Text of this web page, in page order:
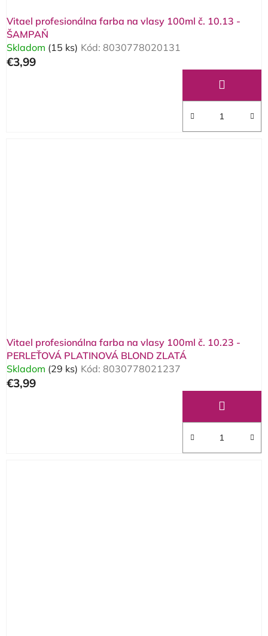
Vitael profesionálna farba na vlasy 100ml č. 10.13 -
ŠAMPAŇ
Skladom (15 ks) Kód: 8030778020131
€3,99
Vitael profesionálna farba na vlasy 100ml č. 10.23 -
PERLEŤOVÁ PLATINOVÁ BLOND ZLATÁ
Skladom (29 ks) Kód: 8030778021237
€3,99